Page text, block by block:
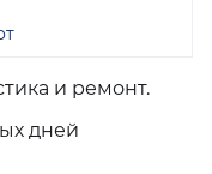
и ремонт.
дней